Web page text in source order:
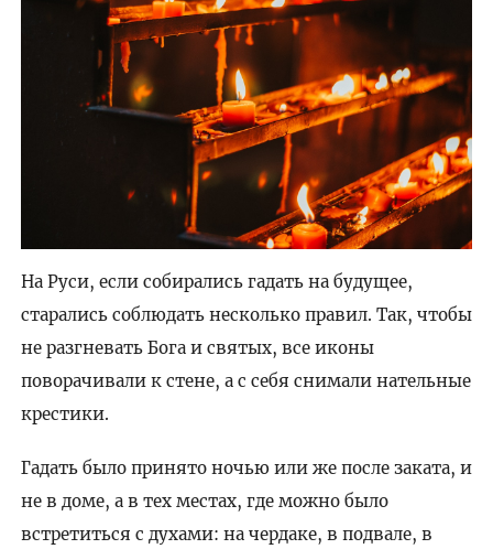
На Руси, если собирались гадать на будущее,
старались соблюдать несколько правил. Так, чтобы
не разгневать Бога и святых, все иконы
поворачивали к стене, а с себя снимали нательные
крестики.
Гадать было принято ночью или же после заката, и
не в доме, а в тех местах, где можно было
встретиться с духами: на чердаке, в подвале, в